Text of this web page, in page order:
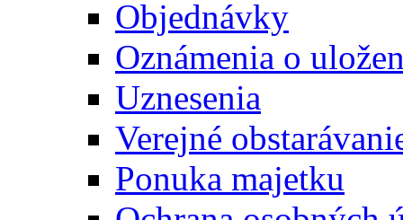
Objednávky
Oznámenia o
Uznesenia
Verejné
Ponuka majetku